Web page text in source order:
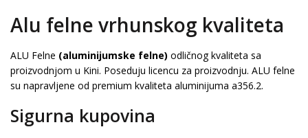
Alu felne vrhunskog kvaliteta
ALU Felne (aluminijumske felne) odličnog kvaliteta sa
proizvodnjom u Kini. Poseduju licencu za proizvodnju. ALU felne
su napravljene od premium kvaliteta aluminijuma a356.2.
Sigurna kupovina